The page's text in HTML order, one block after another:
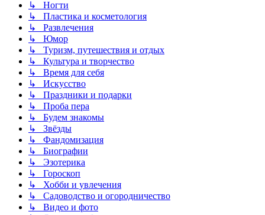
↳ Ногти
↳ Пластика и косметология
↳ Развлечения
↳ Юмор
↳ Туризм, путешествия и отдых
↳ Культура и творчество
↳ Время для себя
↳ Искусство
↳ Праздники и подарки
↳ Проба пера
↳ Будем знакомы
↳ Звёзды
↳ Фандомизация
↳ Биографии
↳ Эзотерика
↳ Гороскоп
↳ Хобби и увлечения
↳ Садоводство и огородничество
↳ Видео и фото